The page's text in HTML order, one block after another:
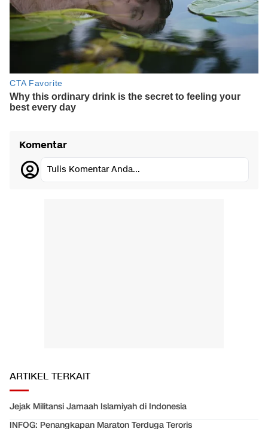
Komentar
Tulis Komentar Anda...
ARTIKEL TERKAIT
Jejak Militansi Jamaah Islamiyah di Indonesia
INFOG: Penangkapan Maraton Terduga Teroris